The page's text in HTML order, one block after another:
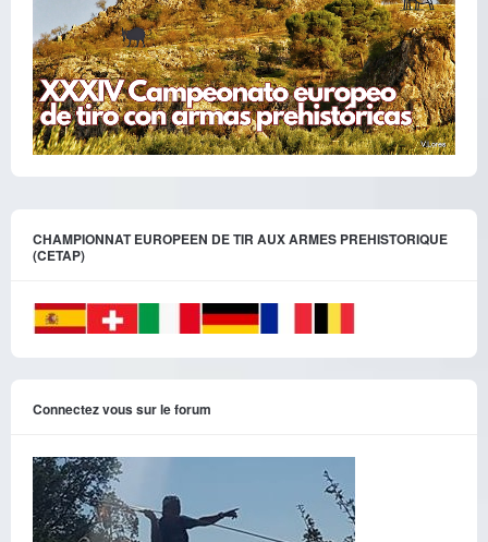
CHAMPIONNAT EUROPEEN DE TIR AUX ARMES PREHISTORIQUE
(CETAP)
Connectez vous sur le forum